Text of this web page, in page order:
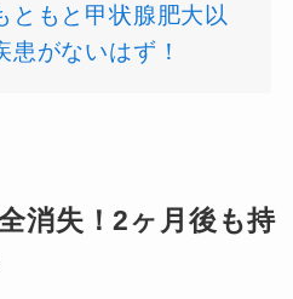
ともと甲状腺肥大以
患がないはず！
消失！2ヶ月後も持